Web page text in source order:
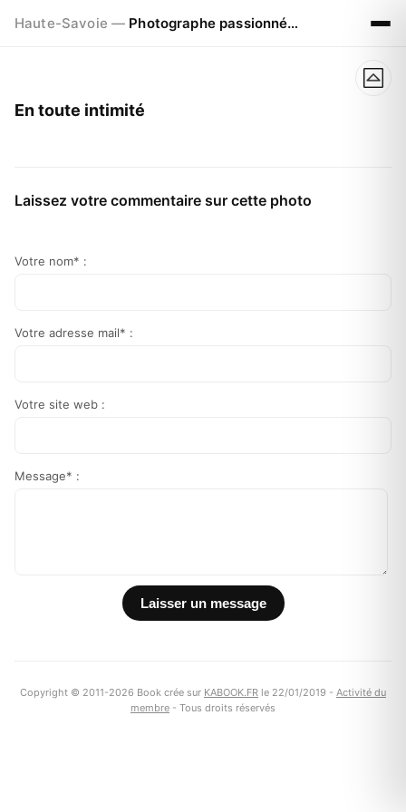
Haute-Savoie — Photographe passionné à Chamonix
En toute intimité
Laissez votre commentaire sur cette photo
Votre nom* :
Votre adresse mail* :
Votre site web :
Message* :
Copyright © 2011-2026 Book crée sur KABOOK.FR le 22/01/2019 - Activité du
membre - Tous droits réservés